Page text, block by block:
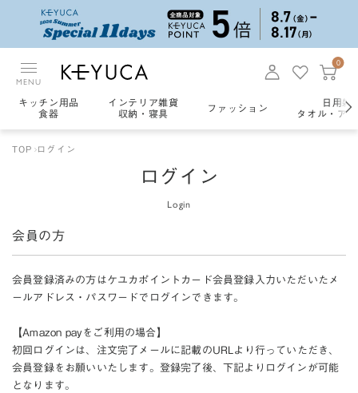
MENU
0
キッチン用品
食器
インテリア雑貨
収納・寝具
ファッション
日用雑
タオル・ア
TOP ログイン
ログイン
Login
会員の方
会員登録済みの方はケユカポイントカード会員登録入力いただいたメ
ールアドレス・パスワードでログインできます。
【Amazon payをご利用の場合】
初回ログインは、注文完了メールに記載のURLより行っていただき、
会員登録をお願いいたします。登録完了後、下記よりログインが可能
となります。